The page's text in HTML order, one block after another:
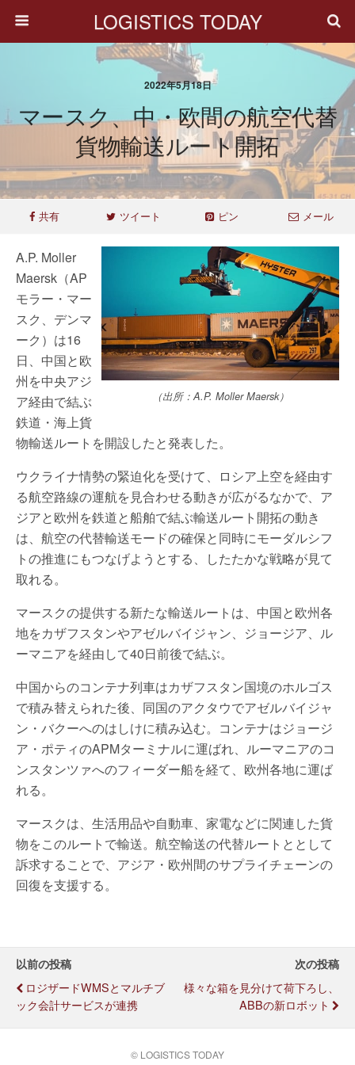
LOGISTICS TODAY
2022年5月18日
マースク、中・欧間の航空代替
貨物輸送ルート開拓
共有 ツイート ピン メール
（出所：A.P. Moller Maersk）
A.P. Moller
Maersk（AP
モラー・マー
スク、デンマ
ーク）は16
日、中国と欧
州を中央アジ
ア経由で結ぶ
鉄道・海上貨
物輸送ルートを開設したと発表した。
ウクライナ情勢の緊迫化を受けて、ロシア上空を経由す
る航空路線の運航を見合わせる動きが広がるなかで、ア
ジアと欧州を鉄道と船舶で結ぶ輸送ルート開拓の動き
は、航空の代替輸送モードの確保と同時にモーダルシフ
トの推進にもつなげようとする、したたかな戦略が見て
取れる。
マースクの提供する新たな輸送ルートは、中国と欧州各
地をカザフスタンやアゼルバイジャン、ジョージア、ル
ーマニアを経由して40日前後で結ぶ。
中国からのコンテナ列車はカザフスタン国境のホルゴス
で積み替えられた後、同国のアクタウでアゼルバイジャ
ン・バクーへのはしけに積み込む。コンテナはジョージ
ア・ポティのAPMターミナルに運ばれ、ルーマニアのコ
ンスタンツァへのフィーダー船を経て、欧州各地に運ば
れる。
マースクは、生活用品や自動車、家電などに関連した貨
物をこのルートで輸送。航空輸送の代替ルートととして
訴求することで、アジア・欧州間のサプライチェーンの
回復を支援する。
以前の投稿
ロジザードWMSとマルチブ
ック会計サービスが連携
次の投稿
様々な箱を見分けて荷下ろし、
ABBの新ロボット
© LOGISTICS TODAY